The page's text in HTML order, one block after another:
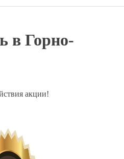
в Горно-
акции!